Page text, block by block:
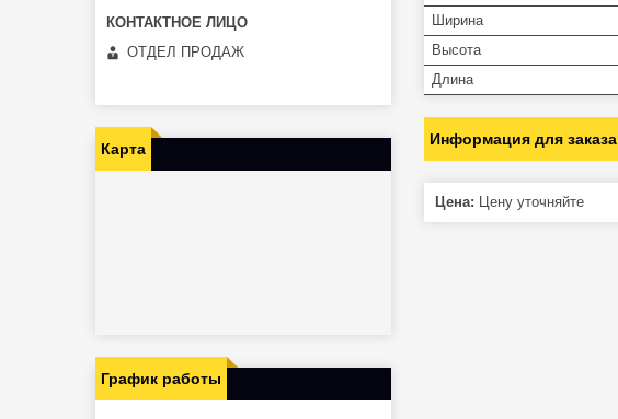
Ширина
Высота
Длина
Информация для заказа
Цена: Цену уточняйте
ОТДЕЛ ПРОДАЖ
Карта
График работы